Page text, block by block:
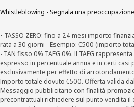
Whistleblowing - Segnala una preoccupazione
• TASSO ZERO: fino a 24 mesi importo
rata a 30 giorni - Esempio: €500 (importo
- TAN fisso 0% TAEG 0%. Il TAEG
espresso in percentuale annua e in certi
esclusivamente per effetto di
Importo totale dovuto €500. Offerta valida
Messaggio pubblicitario con finalità
precontrattuali richiedere sul punto vendita il